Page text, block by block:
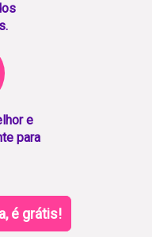
e
para
é grátis!